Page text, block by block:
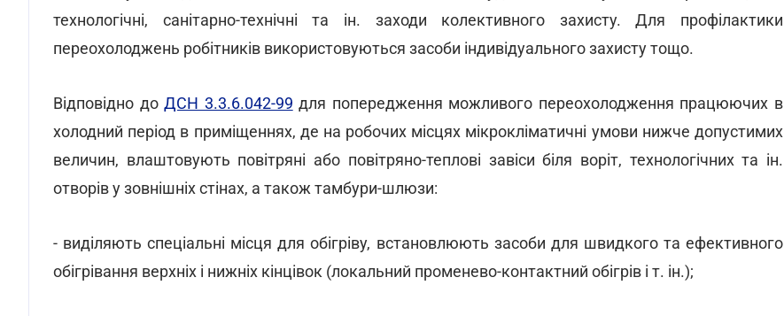
технологічні, санітарно-технічні та ін. заходи колективного захисту. Для профілактики
переохолоджень робітників використовуються засоби індивідуального захисту тощо.
Відповідно доДСН 3.3.6.042-99 для попередження можливого переохолодження працюючих в
холодний період в приміщеннях, де на робочих місцях мікрокліматичні умови нижче допустимих
величин, влаштовують повітряні або повітряно-теплові завіси біля воріт, технологічних та ін.
отворів у зовнішніх стінах, а також тамбури-шлюзи:
- виділяють спеціальні місця для обігріву, встановлюють засоби для швидкого та ефективного
обігрівання верхніх і нижніх кінцівок (локальний променево-контактний обігрів і т. ін.);